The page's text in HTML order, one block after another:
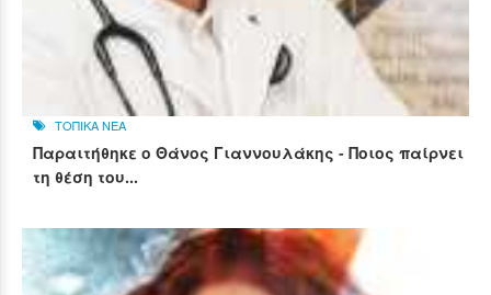
ΤΟΠΙΚΑ ΝΕΑ
Παραιτήθηκε ο Θάνος Γιαννουλάκης - Ποιος παίρνει
τη θέση του...